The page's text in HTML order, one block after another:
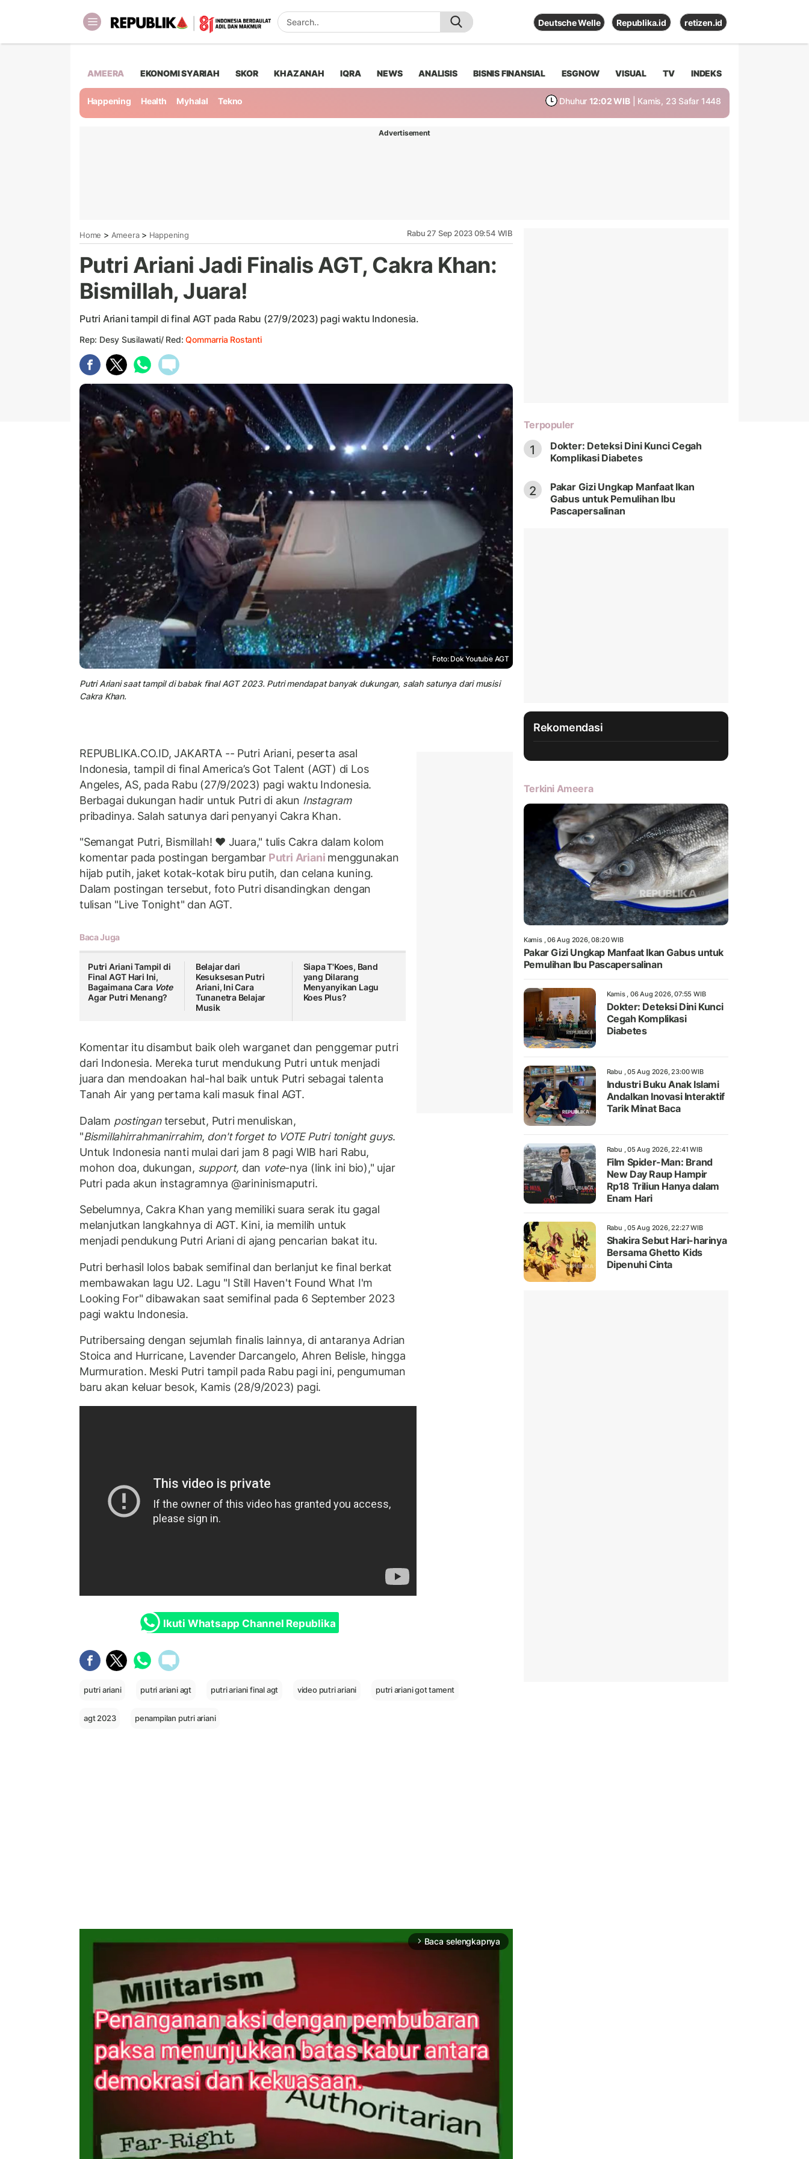
Deutsche Welle Republika.id retizen.id
AMEERA EKONOMI SYARIAH SKOR KHAZANAH IQRA NEWS ANALISIS BISNIS FINANSIAL ESGNOW VISUAL TV INDEKS
Happening Health Myhalal Tekno Dhuhur 12:02 WIB | Kamis, 23 Safar 1448
Advertisement
Home > Ameera> Happening Rabu 27 Sep 2023 09:54 WIB
Putri Ariani Jadi Finalis AGT, Cakra Khan:
Bismillah, Juara!
Putri Ariani tampil di final AGT pada Rabu (27/9/2023) pagi waktu Indonesia.
Rep: Desy Susilawati/ Red:Qommarria Rostanti
Foto: Dok Youtube AGT
Putri Ariani saat tampil di babak final AGT 2023. Putri mendapat banyak dukungan, salah satunya dari musisi
Cakra Khan.
REPUBLIKA.CO.ID, JAKARTA -- Putri Ariani, peserta asal
Indonesia, tampil di final America’s Got Talent (AGT) di Los
Angeles, AS, pada Rabu (27/9/2023) pagi waktu Indonesia.
Berbagai dukungan hadir untuk Putri di akun Instagram
pribadinya. Salah satunya dari penyanyi Cakra Khan.
"Semangat Putri, Bismillah! ❤️ Juara," tulis Cakra dalam kolom
komentar pada postingan bergambar Putri Ariani menggunakan
hijab putih, jaket kotak-kotak biru putih, dan celana kuning.
Dalam postingan tersebut, foto Putri disandingkan dengan
tulisan "Live Tonight" dan AGT.
Baca Juga
Putri Ariani Tampil di
Final AGT Hari Ini,
Bagaimana Cara Vote
Agar Putri Menang?
Belajar dari
Kesuksesan Putri
Ariani, Ini Cara
Tunanetra Belajar
Musik
Siapa T'Koes, Band
yang Dilarang
Menyanyikan Lagu
Koes Plus?
Komentar itu disambut baik oleh warganet dan penggemar putri
dari Indonesia. Mereka turut mendukung Putri untuk menjadi
juara dan mendoakan hal-hal baik untuk Putri sebagai talenta
Tanah Air yang pertama kali masuk final AGT.
Dalam postingantersebut, Putri menuliskan,
"Bismillahirrahmanirrahim, don't forget to VOTE Putri tonight guys.
Untuk Indonesia nanti mulai dari jam 8 pagi WIB hari Rabu,
mohon doa, dukungan, support, dan vote-nya (link ini bio)," ujar
Putri pada akun instagramnya @arininismaputri.
Sebelumnya, Cakra Khan yang memiliki suara serak itu gagal
melanjutkan langkahnya di AGT. Kini, ia memilih untuk
menjadi pendukung Putri Ariani di ajang pencarian bakat itu.
Putri berhasil lolos babak semifinal dan berlanjut ke final berkat
membawakan lagu U2. Lagu "I Still Haven't Found What I'm
Looking For" dibawakan saat semifinal pada 6 September 2023
pagi waktu Indonesia.
Putribersaing dengan sejumlah finalis lainnya, di antaranya Adrian
Stoica and Hurricane, Lavender Darcangelo, Ahren Belisle, hingga
Murmuration. Meski Putri tampil pada Rabu pagi ini, pengumuman
baru akan keluar besok, Kamis (28/9/2023) pagi.
Ikuti Whatsapp Channel Republika
putri ariani putri ariani agt putri ariani final agt video putri ariani putri ariani got tament
agt 2023 penampilan putri ariani
arrow_forward_ios Baca selengkapnya
Terpopuler
1
Dokter: Deteksi Dini Kunci Cegah
Komplikasi Diabetes
2
Pakar Gizi Ungkap Manfaat Ikan
Gabus untuk Pemulihan Ibu
Pascapersalinan
Rekomendasi
Terkini Ameera
Kamis , 06 Aug 2026, 08:20 WIB
Pakar Gizi Ungkap Manfaat Ikan Gabus untuk
Pemulihan Ibu Pascapersalinan
Kamis , 06 Aug 2026, 07:55 WIB
Dokter: Deteksi Dini Kunci
Cegah Komplikasi
Diabetes
Rabu , 05 Aug 2026, 23:00 WIB
Industri Buku Anak Islami
Andalkan Inovasi Interaktif
Tarik Minat Baca
Rabu , 05 Aug 2026, 22:41 WIB
Film Spider-Man: Brand
New Day Raup Hampir
Rp18 Triliun Hanya dalam
Enam Hari
Rabu , 05 Aug 2026, 22:27 WIB
Shakira Sebut Hari-harinya
Bersama Ghetto Kids
Dipenuhi Cinta